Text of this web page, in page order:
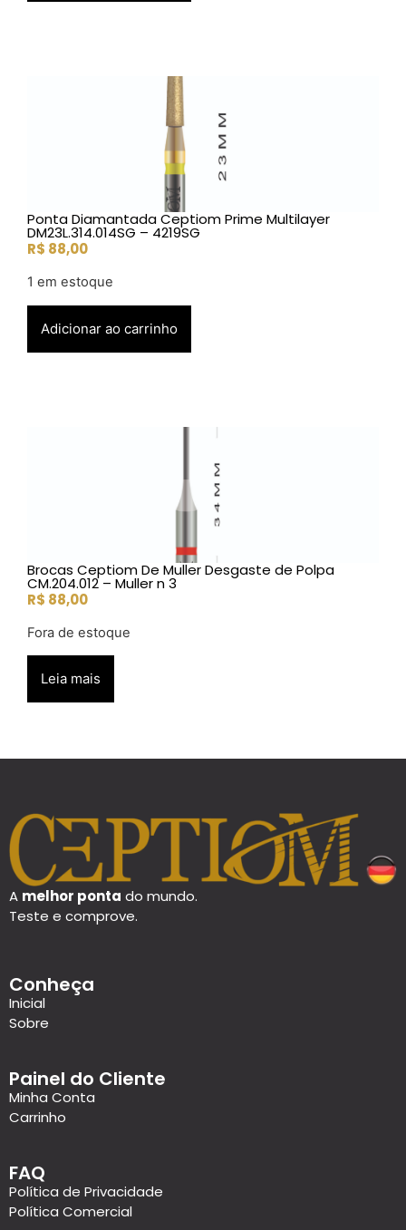
Ponta Diamantada Ceptiom Prime Multilayer
DM23L.314.014SG – 4219SG
R$ 88,00
1 em estoque
Adicionar ao carrinho
Brocas Ceptiom De Muller Desgaste de Polpa
CM.204.012 – Muller n 3
R$ 88,00
Fora de estoque
Leia mais
A melhor ponta do mundo.
Teste e comprove.
Conheça
Inicial
Sobre
Painel do Cliente
Minha Conta
Carrinho
FAQ
Política de Privacidade
Política Comercial